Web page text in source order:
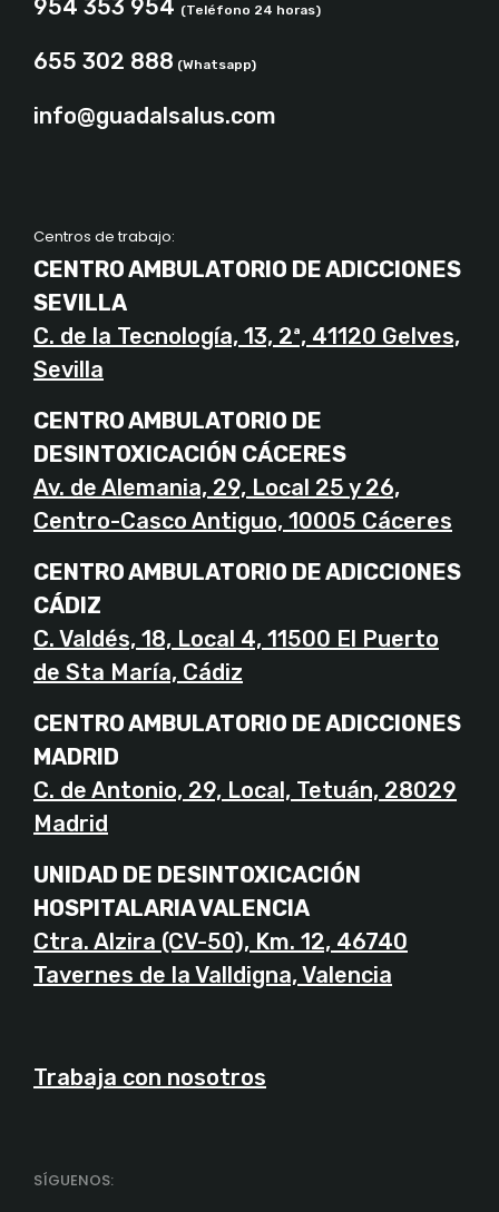
954 353 954 (Teléfono 24 horas)
655 302 888 (Whatsapp)
info@guadalsalus.com
Centros de trabajo:
CENTRO AMBULATORIO DE ADICCIONES
SEVILLA
C. de la Tecnología, 13, 2ª, 41120 Gelves,
Sevilla
CENTRO AMBULATORIO DE
DESINTOXICACIÓN CÁCERES
Av. de Alemania, 29, Local 25 y 26,
Centro-Casco Antiguo, 10005 Cáceres
CENTRO AMBULATORIO DE ADICCIONES
CÁDIZ
C. Valdés, 18, Local 4, 11500 El Puerto
de Sta María, Cádiz
CENTRO AMBULATORIO DE ADICCIONES
MADRID
C. de Antonio, 29, Local, Tetuán, 28029
Madrid
UNIDAD DE DESINTOXICACIÓN
HOSPITALARIA VALENCIA
Ctra. Alzira (CV-50), Km. 12, 46740
Tavernes de la Valldigna, Valencia
Trabaja con nosotros
SÍGUENOS: